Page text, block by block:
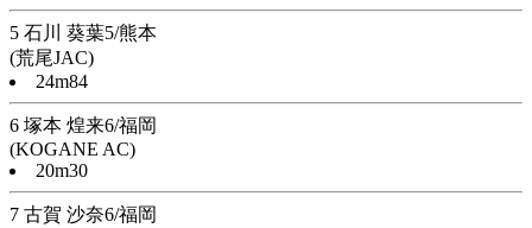
5 石川 葵葉5/熊本
(荒尾JAC)
24m84
6 塚本 煌来6/福岡
(KOGANE AC)
20m30
7 古賀 沙奈6/福岡